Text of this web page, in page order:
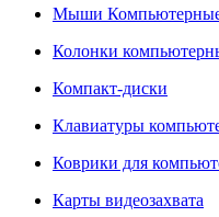
Мыши
Колонки
Компакт-диски
Клавиатуры
Коврики для
Карты видеозахвата